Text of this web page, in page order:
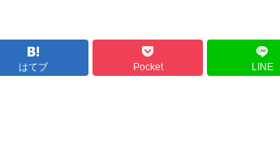
はてブ Pocket LINE